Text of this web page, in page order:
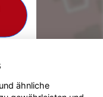
ähnliche